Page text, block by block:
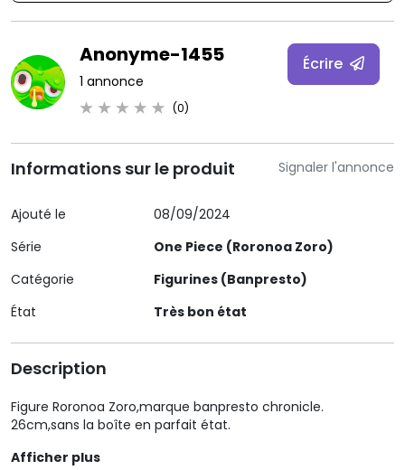
Anonyme-1455
1 annonce
(0)
Écrire
Signaler l'annonce
Informations sur le produit
Ajouté le
08/09/2024
Série
One Piece (Roronoa Zoro)
Catégorie
Figurines (Banpresto)
État
Très bon état
Description
Figure Roronoa Zoro,marque banpresto chronicle.
26cm,sans la boîte en parfait état.
Afficher plus